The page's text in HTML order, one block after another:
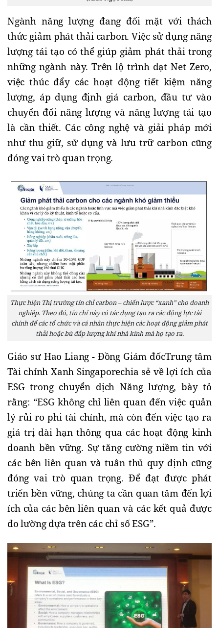
Ngành năng lượng đang đối mặt với thách
thức giảm phát thải carbon. Việc sử dụng năng
lượng tái tạo có thể giúp giảm phát thải trong
những ngành này. Trên lộ trình đạt Net Zero,
việc thúc đẩy các hoạt động tiết kiệm năng
lượng, áp dụng định giá carbon, đầu tư vào
chuyển đổi năng lượng và năng lượng tái tạo
là cần thiết. Các công nghệ và giải pháp mới
như thu giữ, sử dụng và lưu trữ carbon cũng
đóng vai trò quan trọng.
Thực hiện Thị trường tín chỉ carbon – chiến lược “xanh” cho doanh
nghiệp. Theo đó, tín chỉ này có tác dụng tạo ra các động lực tài
chính để các tổ chức và cá nhân thực hiện các hoạt động giảm phát
thải hoặc bù đắp lượng khí nhà kính mà họ tạo ra.
Giáo sư Hao Liang - Đồng Giám đốcTrung tâm
Tài chính Xanh Singaporechia sẻ về lợi ích của
ESG trong chuyển dịch Năng lượng, bày tỏ
rằng: “ESG không chỉ liên quan đến việc quản
lý rủi ro phi tài chính, mà còn đến việc tạo ra
giá trị dài hạn thông qua các hoạt động kinh
doanh bền vững. Sự tăng cường niềm tin với
các bên liên quan và tuân thủ quy định cũng
đóng vai trò quan trọng. Để đạt được phát
triển bền vững, chúng ta cần quan tâm đến lợi
ích của các bên liên quan và các kết quả được
đo lường dựa trên các chỉ số ESG”.